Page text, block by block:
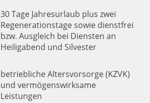
30 Tage Jahresurlaub plus zwei
Regenerationstage sowie dienstfrei
bzw. Ausgleich bei Diensten an
Heiligabend und Silvester
betriebliche Altersvorsorge (KZVK)
und vermögenswirksame
Leistungen